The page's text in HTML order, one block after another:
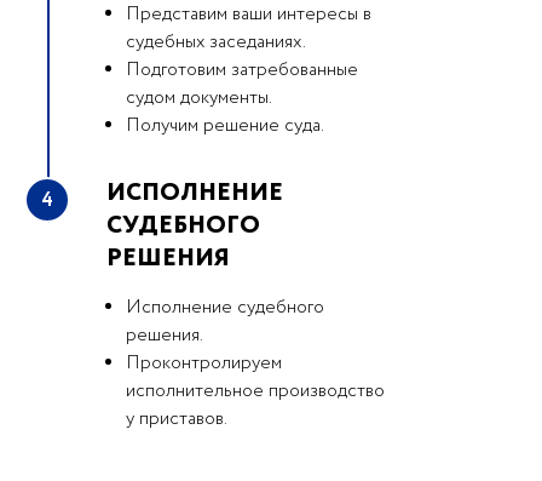
Представим ваши интересы в
судебных заседаниях.
Подготовим затребованные
судом документы.
Получим решение суда.
4
ИСПОЛНЕНИЕ
СУДЕБНОГО
РЕШЕНИЯ
Исполнение судебного
решения.
Проконтролируем
исполнительное производство
у приставов.